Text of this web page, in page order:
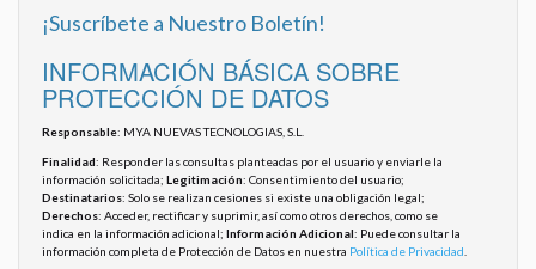
¡Suscríbete a Nuestro Boletín!
INFORMACIÓN BÁSICA SOBRE
PROTECCIÓN DE DATOS
Responsable: MYA NUEVAS TECNOLOGIAS, S.L.
Finalidad: Responder las consultas planteadas por el usuario y enviarle la
información solicitada; Legitimación: Consentimiento del usuario;
Destinatarios: Solo se realizan cesiones si existe una obligación legal;
Derechos: Acceder, rectificar y suprimir, así como otros derechos, como se
indica en la información adicional; Información Adicional: Puede consultar la
información completa de Protección de Datos en nuestra Política de Privacidad